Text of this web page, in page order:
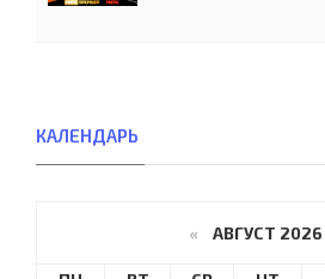
КАЛЕНДАРЬ
« АВГУСТ